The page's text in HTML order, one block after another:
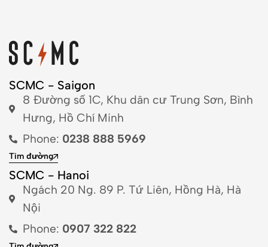
SCMC - Saigon
8 Đường số 1C, Khu dân cư Trung Sơn, Bình
Hưng, Hồ Chí Minh
Phone: 0238 888 5969
Tìm đường
SCMC - Hanoi
Ngách 20 Ng. 89 P. Tứ Liên, Hồng Hà, Hà
Nội
Phone: 0907 322 822